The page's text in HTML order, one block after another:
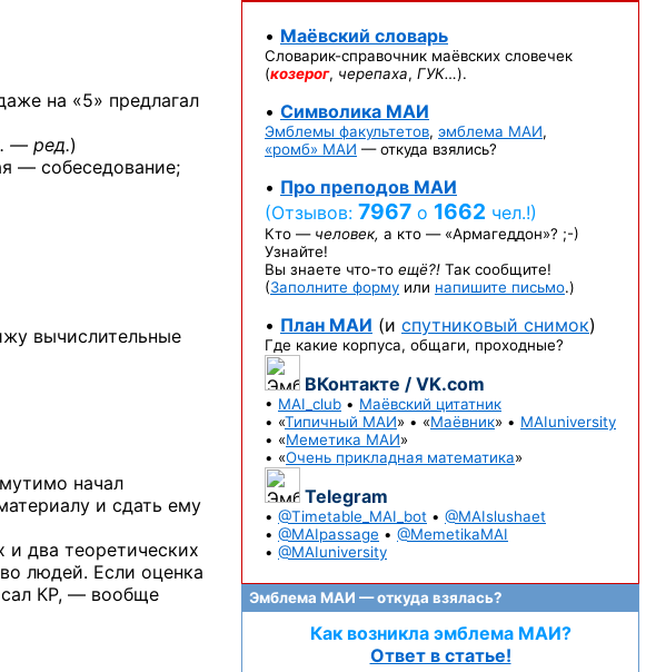
на «5» предлагал
— ред.)
— собеседование;
вычислительные
начал
и сдать ему
и два теоретических
людей. Если оценка
КР, — вообще
• Маёвский словарь
Словарик-справочник маёвских словечек
(козерог, черепаха, ГУК…).
• Символика МАИ
Эмблемы факультетов, эмблема МАИ,
«ромб» МАИ — откуда взялись?
• Про преподов МАИ
(Отзывов: 7967 о 1662 чел.!)
Кто — человек, а кто — «Армагеддон»? ;-)
Узнайте!
Вы знаете что-то ещё?! Так сообщите!
(Заполните форму или напишите письмо.)
• План МАИ (и спутниковый снимок)
Где какие корпуса, общаги, проходные?
ВКонтакте / VK.com
• MAI_club • Маёвский цитатник
• «Типичный МАИ» • «Маёвник» • MAIuniversity
• «Меметика МАИ»
• «Очень прикладная математика»
Telegram
• @Timetable_MAI_bot • @MAIslushaet
• @MAIpassage • @MemetikaMAI
• @MAIuniversity
Эмблема МАИ — откуда взялась?
Как возникла эмблема МАИ?
Ответ в статье!